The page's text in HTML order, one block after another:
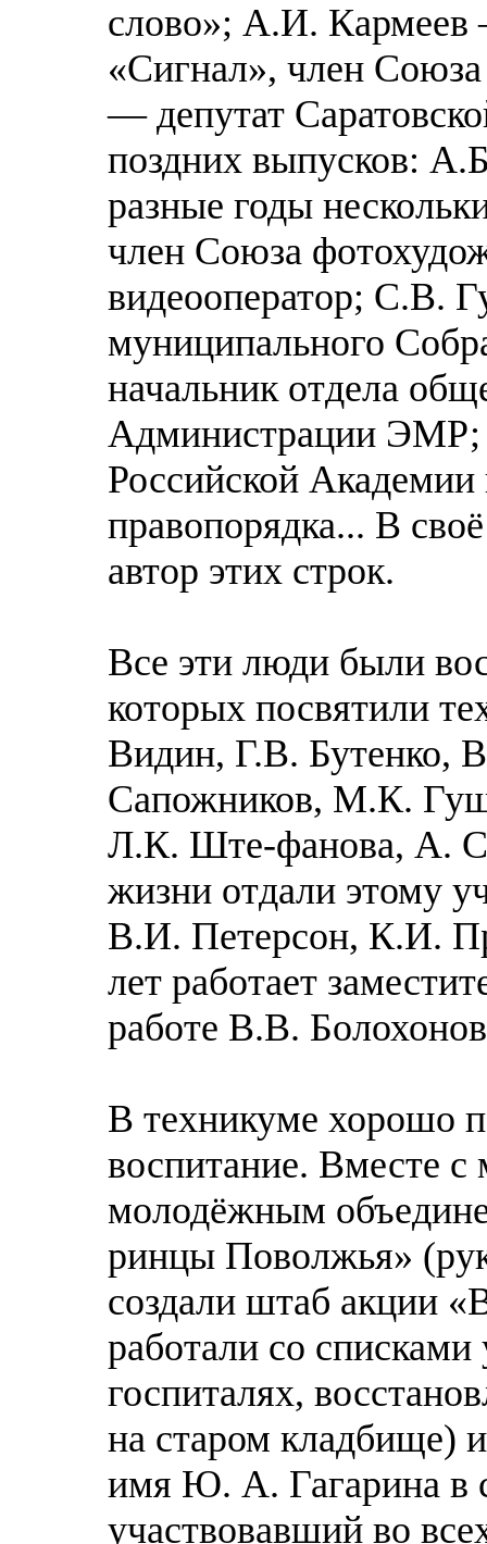
слово»; А.И.
«Сигнал», член
— депутат
поздних выпусков:
разные годы
член Союза
видеооператор; С.В.
муниципального
начальник отдела
Администрации ЭМР;
Российской
правопорядка... В
автор этих строк.
Все эти люди были
которых посвятили
Видин, Г.В. Бутенко,
Сапожников, М.К.
Л.К. Ште-фанова, А.
жизни отдали этому
В.И. Петерсон, К.И.
лет работает
работе В.В.
В техникуме хорошо
воспитание. Вместе
молодёжным
ринцы Поволжья»
создали штаб акции
работали со
госпиталях,
на старом кладбище)
имя Ю. А. Гагарина в
участвовавший во